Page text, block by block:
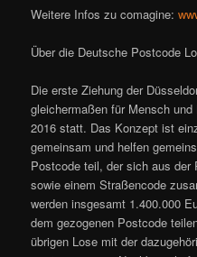
Weitere Infos zu comagine:
Über die Deutsche Postcode
Die erste Ziehung der
gleichermaßen für Mensch
2016 statt. Das Konzept ist
gemeinsam und helfen
Postcode teil, der sich aus der
sowie einem Straßencode
werden insgesamt 1.400.000
dem gezogenen Postcode
übrigen Lose mit der